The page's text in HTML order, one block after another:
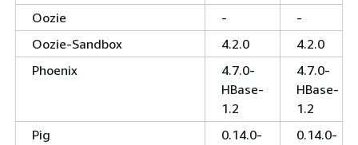
Oozie
-
-
Oozie-Sandbox
4.2.0
4.2.0
Phoenix
4.7.0-
HBase-
1.2
4.7.0-
HBase-
1.2
Pig
0.14.0-
0.14.0-